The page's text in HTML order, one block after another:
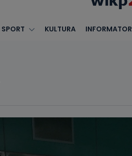
SPORT KULTURA INFORMATOR